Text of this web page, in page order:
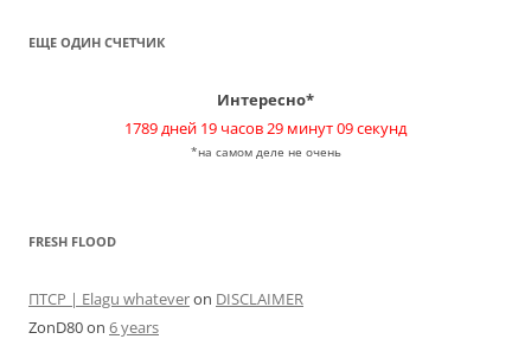
ЕЩЕ ОДИН СЧЕТЧИК
Интересно*
1789 дней 19 часов 29 минут 09 секунд
*на самом деле не очень
FRESH FLOOD
ПТСР | Elagu whateveron DISCLAIMER
ZonD80on 6 years